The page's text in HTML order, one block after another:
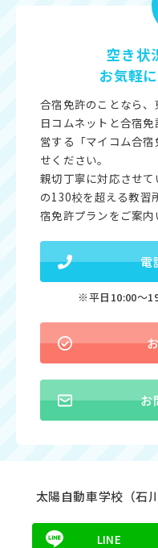
空き状
お気軽
合宿免許のことなら
日コムネットと合宿
営する「マイコム合
せください。
親切丁寧に対応させ
の130校を超える教習
宿免許プランをご案内
電
※平日10:00〜
お
太陽自動車学校（石
LINE